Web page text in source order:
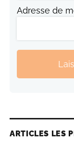
Adresse de
ARTICLES LES